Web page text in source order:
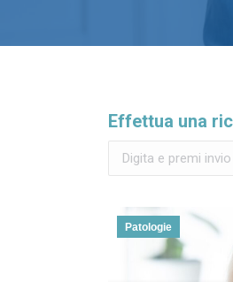
Effettua una
Cerca:
Patologie